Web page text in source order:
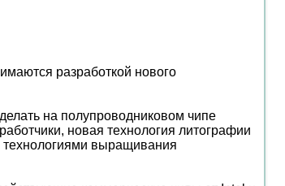
разработкой нового
на полупроводниковом чипе
новая технология литографии
выращивания